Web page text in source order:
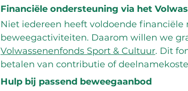
Financiële ondersteuning via het
Niet iedereen heeft voldoende
beweegactiviteiten. Daarom willen we
Volwassenenfonds Sport & Cultuur. Dit
betalen van contributie of
Hulp bij passend beweegaanbod